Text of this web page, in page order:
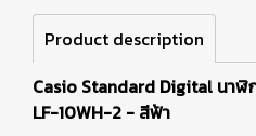
Product description
Casio Standard Digital นา
LF-10WH-2 - สีฟ้า